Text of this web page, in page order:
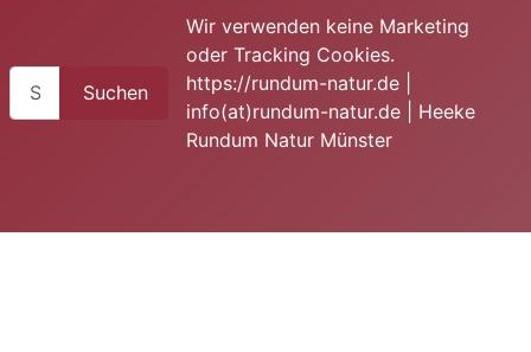
Suchen
Suchen
Wir verwenden keine Marketing
oder Tracking Cookies.
https://rundum-natur.de |
info(at)rundum-natur.de | Heeke
Rundum Natur Münster